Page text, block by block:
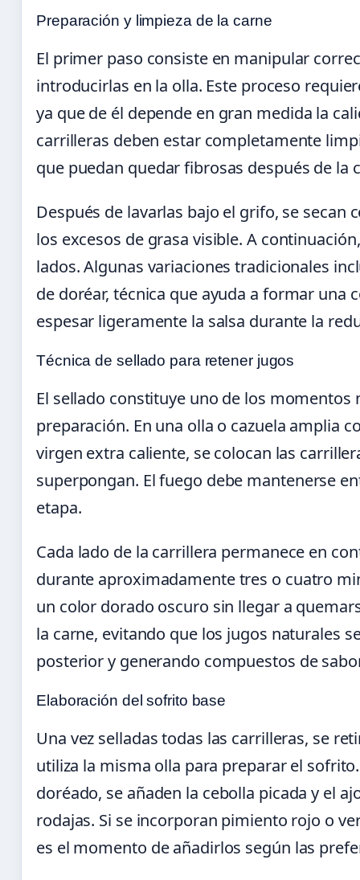
Preparación y limpieza de la carne
El primer paso consiste en manipular
introducirlas en la olla. Este proceso
ya que de él depende en gran medida la
carrilleras deben estar completamente
que puedan quedar fibrosas después de la
Después de lavarlas bajo el grifo, se secan
los excesos de grasa visible. A
lados. Algunas variaciones tradicionales
de doréar, técnica que ayuda a formar una
espesar ligeramente la salsa durante la
Técnica de sellado para retener jugos
El sellado constituye uno de los momentos
preparación. En una olla o cazuela amplia
virgen extra caliente, se colocan las
superpongan. El fuego debe mantenerse
etapa.
Cada lado de la carrillera permanece en
durante aproximadamente tres o cuatro
un color dorado oscuro sin llegar a
la carne, evitando que los jugos naturales
posterior y generando compuestos de
Elaboración del sofrito base
Una vez selladas todas las carrilleras, se
utiliza la misma olla para preparar el
doréado, se añaden la cebolla picada y el
rodajas. Si se incorporan pimiento rojo o
es el momento de añadirlos según las